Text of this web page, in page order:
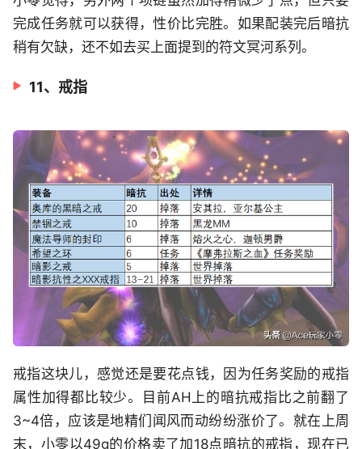
完成任务就可以获得，性价比完胜。如果配装完后暗抗
稍有欠缺，还不如去买上面提到的符文冥河系列。
11、戒指
戒指这块儿，感觉还是要花点钱，因为任务奖励的戒指
属性加得都比较少。目前AH上的暗抗戒指比之前翻了
3~4倍，应该是地精们闻风而动纷纷涨价了。就在上周
末，小零以49g的价格卖了加18点暗抗的戒指，现在已